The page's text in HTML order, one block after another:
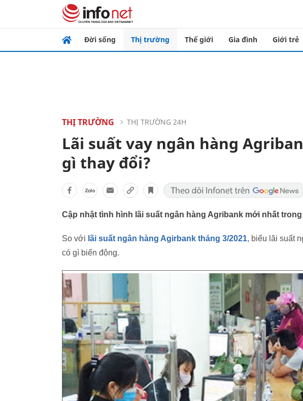
Đời sống Thị trường Thế giới Gia đình Giới trẻ
THỊ TRƯỜNG THỊ TRƯỜNG 24H
Lãi suất vay ngân hàng
gì thay đổi?
Cập nhật tình hình lãi suất ngân hàng Agribank mới nhất trong
So với lãi suất ngân hàng Agirbank tháng 3/2021, biểu lãi suất
có gì biến động.